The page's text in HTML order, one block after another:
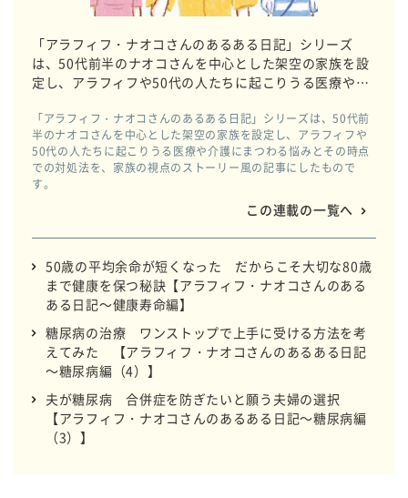
「アラフィフ・ナオコさんのあるある日記」シリーズ
は、50代前半のナオコさんを中心とした架空の家族を設
定し、アラフィフや50代の人たちに起こりうる医療や介
のストーリー風の記事にしたものです。
「アラフィフ・ナオコさんのあるある日記」シリーズは、50代前
半のナオコさんを中心とした架空の家族を設定し、アラフィフや
50代の人たちに起こりうる医療や介護にまつわる悩みとその時点
での対処法を、家族の視点のストーリー風の記事にしたもので
す。
この連載の一覧へ
50歳の平均余命が短くなった だからこそ大切な80歳
まで健康を保つ秘訣【アラフィフ・ナオコさんのある
ある日記～健康寿命編】
糖尿病の治療 ワンストップで上手に受ける方法を考
えてみた 【アラフィフ・ナオコさんのあるある日記
～糖尿病編（4）】
夫が糖尿病 合併症を防ぎたいと願う夫婦の選択
【アラフィフ・ナオコさんのあるある日記～糖尿病編
（3）】